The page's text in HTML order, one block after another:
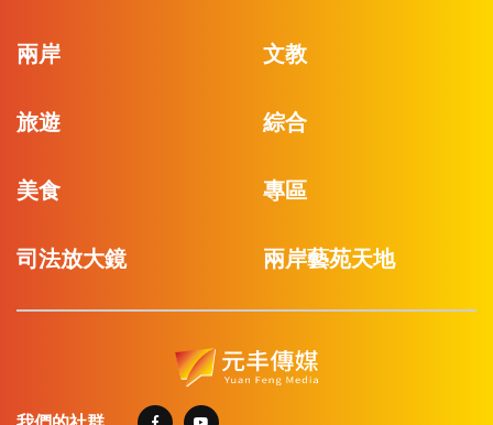
兩岸 文教
旅遊 綜合
美食 專區
司法放大鏡 兩岸藝苑天地